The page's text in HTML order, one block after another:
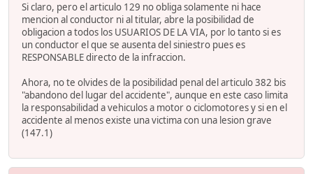
Si claro, pero el articulo 129 no obliga solamente ni hace
mencion al conductor ni al titular, abre la posibilidad de
obligacion a todos los USUARIOS DE LA VIA, por lo tanto si es
un conductor el que se ausenta del siniestro pues es
RESPONSABLE directo de la infraccion.
Ahora, no te olvides de la posibilidad penal del articulo 382 bis
"abandono del lugar del accidente", aunque en este caso limita
la responsabilidad a vehiculos a motor o ciclomotores y si en el
accidente al menos existe una victima con una lesion grave
(147.1)